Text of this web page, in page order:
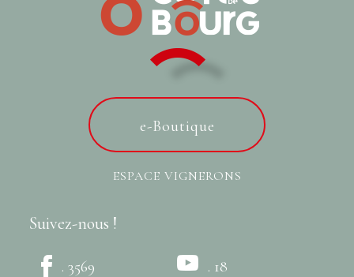
e-Boutique
ESPACE VIGNERONS
Suivez-nous !
. 3569
. 18